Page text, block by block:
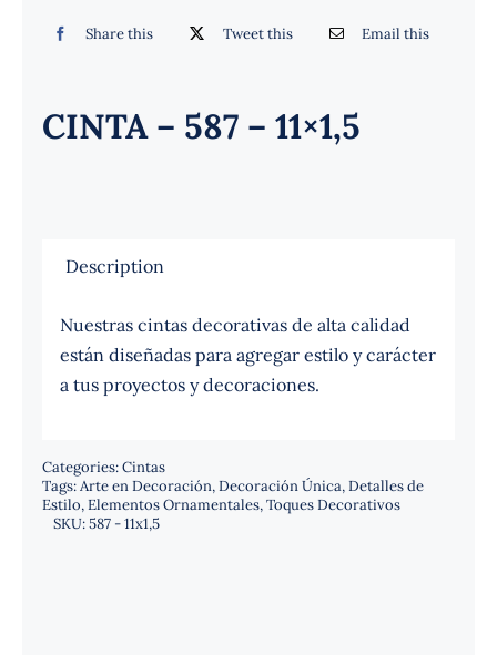
Share this Tweet this Email this
CINTA – 587 – 11×1,5
Description
Nuestras cintas decorativas de alta calidad
están diseñadas para agregar estilo y carácter
a tus proyectos y decoraciones.
Categories:Cintas
Tags:Arte en Decoración,Decoración Única,Detalles de
Estilo,Elementos Ornamentales,Toques Decorativos
SKU:587 - 11x1,5